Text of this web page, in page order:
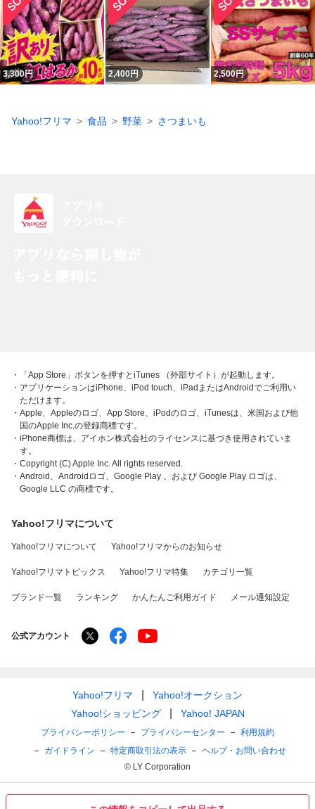
3,300円 2,400円 2,500円
Yahoo!フリマ 食品 野菜 さつまいも
・「App Store」ボタンを押すとiTunes （外部サイト）が起動します。
・アプリケーションはiPhone、iPod touch、iPadまたはAndroidでご利用い
ただけます。
・Apple、Appleのロゴ、App Store、iPodのロゴ、iTunesは、米国および他
国のApple Inc.の登録商標です。
・iPhone商標は、アイホン株式会社のライセンスに基づき使用されていま
す。
・Copyright (C) Apple Inc. All rights reserved.
・Android、Androidロゴ、Google Play 、および Google Play ロゴは、
Google LLC の商標です。
Yahoo!フリマについて
Yahoo!フリマについて Yahoo!フリマからのお知らせ
Yahoo!フリマトピックス Yahoo!フリマ特集 カテゴリ一覧
ブランド一覧 ランキング かんたんご利用ガイド メール通知設定
公式アカウント
Yahoo!フリマ
Yahoo!オークション
Yahoo!ショッピング
Yahoo! JAPAN
プライバシーポリシー プライバシーセンター
利用規約
ガイドライン
特定商取引法の表示
ヘルプ・お問い合わせ
© LY Corporation